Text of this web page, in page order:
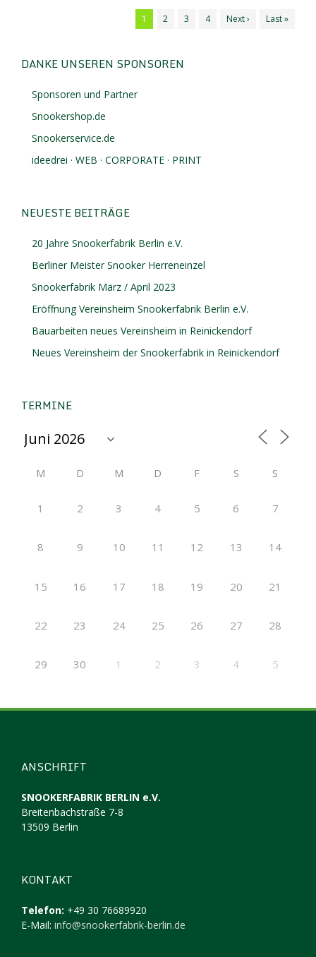
1 2 3 4 Next › Last »
DANKE UNSEREN SPONSOREN
Sponsoren und Partner
Snookershop.de
Snookerservice.de
ideedrei · WEB · CORPORATE · PRINT
NEUESTE BEITRÄGE
20 Jahre Snookerfabrik Berlin e.V.
Berliner Meister Snooker Herreneinzel
Snookerfabrik März / April 2023
Eröffnung Vereinsheim Snookerfabrik Berlin e.V.
Bauarbeiten neues Vereinsheim in Reinickendorf
Neues Vereinsheim der Snookerfabrik in Reinickendorf
TERMINE
M D M D F S S
1 2 3 4 5 6 7
8 9 10 11 12 13 14
15 16 17 18 19 20 21
22 23 24 25 26 27 28
29 30 1 2 3 4 5
ANSCHRIFT
SNOOKERFABRIK BERLIN e.V.
Breitenbachstraße 7-8
13509 Berlin
KONTAKT
Telefon: +49 30 76689920
E-Mail: info@snookerfabrik-berlin.de